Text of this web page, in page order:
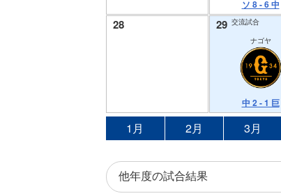
ソ 8 - 6 中
28 29 交流試合
ナゴヤ
中 2 - 1 巨
1月 2月 3月